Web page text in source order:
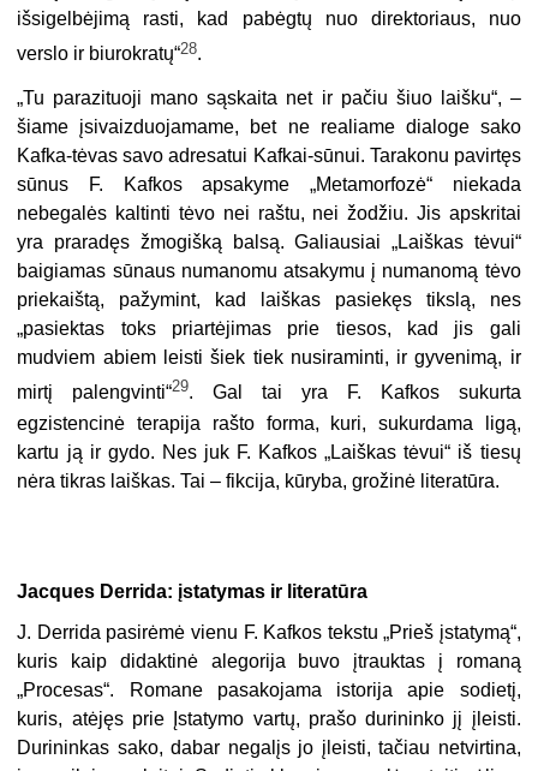
išsigelbėjimą rasti, kad pabėgtų nuo direktoriaus, nuo
verslo ir biurokratų“28.
„Tu parazituoji mano sąskaita net ir pačiu šiuo laišku“, –
šiame įsivaizduojamame, bet ne realiame dialoge sako
Kafka-tėvas savo adresatui Kafkai-sūnui. Tarakonu pavirtęs
sūnus F. Kafkos apsakyme „Metamorfozė“ niekada
nebegalės kaltinti tėvo nei raštu, nei žodžiu. Jis apskritai
yra praradęs žmogišką balsą. Galiausiai „Laiškas tėvui“
baigiamas sūnaus numanomu atsakymu į numanomą tėvo
priekaištą, pažymint, kad laiškas pasiekęs tikslą, nes
„pasiektas toks priartėjimas prie tiesos, kad jis gali
mudviem abiem leisti šiek tiek nusiraminti, ir gyvenimą, ir
mirtį palengvinti“29. Gal tai yra F. Kafkos sukurta
egzistencinė terapija rašto forma, kuri, sukurdama ligą,
kartu ją ir gydo. Nes juk F. Kafkos „Laiškas tėvui“ iš tiesų
nėra tikras laiškas. Tai – fikcija, kūryba, grožinė literatūra.
Jacques Derrida: įstatymas ir literatūra
J. Derrida pasirėmė vienu F. Kafkos tekstu „Prieš įstatymą“,
kuris kaip didaktinė alegorija buvo įtrauktas į romaną
„Procesas“. Romane pasakojama istorija apie sodietį,
kuris, atėjęs prie Įstatymo vartų, prašo durininko jį įleisti.
Durininkas sako, dabar negalįs jo įleisti, tačiau netvirtina,